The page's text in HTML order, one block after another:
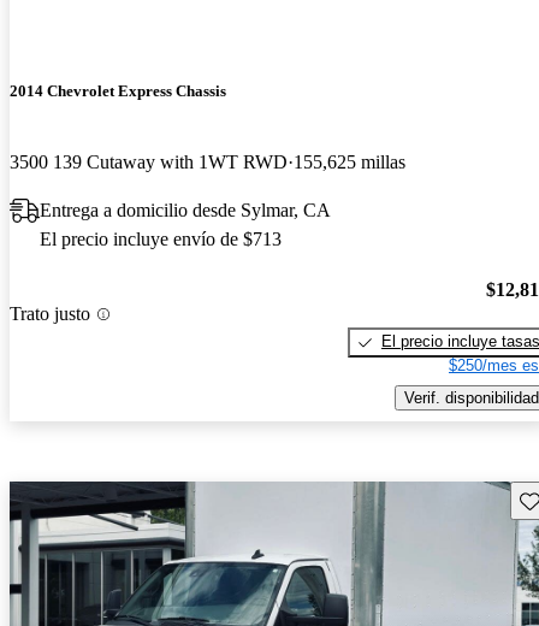
2014 Chevrolet Express Chassis
3500 139 Cutaway with 1WT RWD 155,625 millas
Entrega a domicilio desde Sylmar, CA
El precio incluye envío de $713
Trato justo
El precio incluye tasas
$250/mes
Verif. disponibilidad